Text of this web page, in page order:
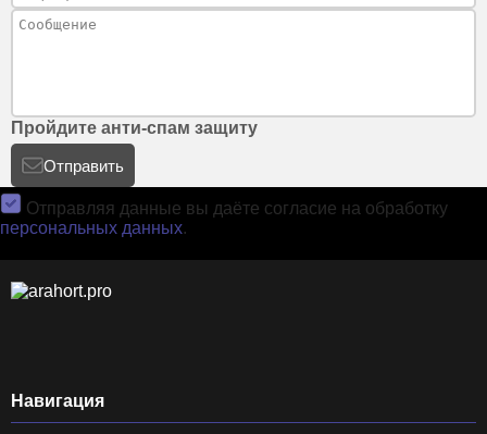
Пройдите анти-спам защиту
Отправить
Отправляя данные вы даёте согласие на обработку
персональных данных.
Навигация